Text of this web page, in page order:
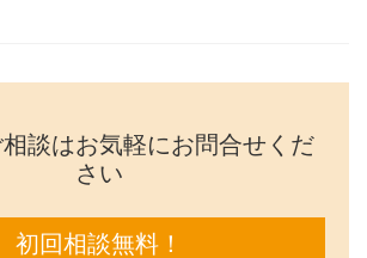
談はお気軽にお問合せくだ
さい
初回相談無料！